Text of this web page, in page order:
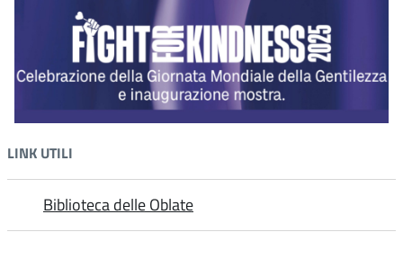
LINK UTILI
Biblioteca delle Oblate